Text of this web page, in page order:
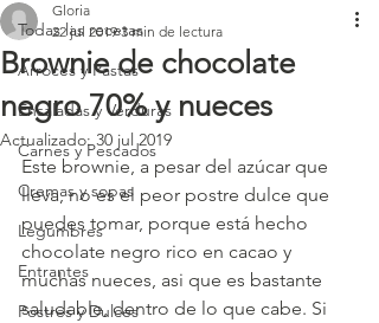
Todas las recetas
Arroces y Pastas
Ensaladas y Verduras
Carnes y Pescados
Cremas y sopas
Legumbres
Entrantes
Postres y Dulces
Brownie de chocolate
negro 70% y nueces
Gloria
22 jul 2019 3 min de lectura
Actualizado:30 jul 2019
Este brownie, a pesar del azúcar que
lleva, no es el peor postre dulce que
puedes tomar, porque está hecho
chocolate negro rico en cacao y
muchas nueces, asi que es bastante
saludable, dentro de lo que cabe. Si